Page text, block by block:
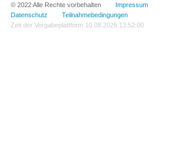
© 2022 Alle Rechte vorbehalten Impressum
Datenschutz
Teilnahmebedingungen
Zeit der Vergabeplattform 10.08.2026 13:52:00